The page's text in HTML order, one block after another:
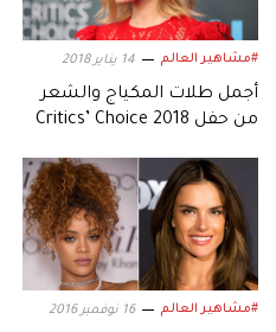
#مشاهير العالم 14 يناير 2018
أجمل طلات المكياج والشعر
من حفل Critics’ Choice 2018
#مشاهير العالم 16 نوفمبر 2016